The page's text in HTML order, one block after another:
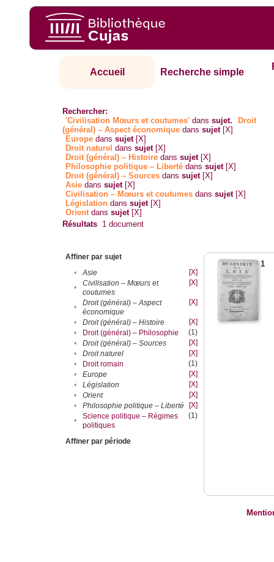
Accueil Recherche simple
Rechercher:
'Civilisation Mœurs et coutumes' danssujet.
Droit
(général) – Aspect économique danssujet [X]
Europe danssujet [X]
Droit naturel danssujet [X]
Droit (général) – Histoire danssujet [X]
Philosophie politique – Liberté danssujet [X]
Droit (général) – Sources danssujet [X]
Asie danssujet [X]
Civilisation – Mœurs et coutumes danssujet [X]
Législation danssujet [X]
Orientdanssujet [X]
Résultats 1 document
Affiner par sujet
•
Asie
[X]
•
Civilisation – Mœurs et
coutumes
[X]
•
Droit (général) – Aspect
économique
[X]
• Droit (général) – Histoire
[X]
•
Droit (général) – Philosophie
(1)
•
Droit (général) – Sources
[X]
•
Droit naturel
[X]
•
Droit romain
(1)
•
Europe
[X]
•
Législation
[X]
•
Orient
[X]
•
Philosophie politique – Liberté
[X]
•
Science politique – Régimes
politiques
(1)
Affiner par période
1